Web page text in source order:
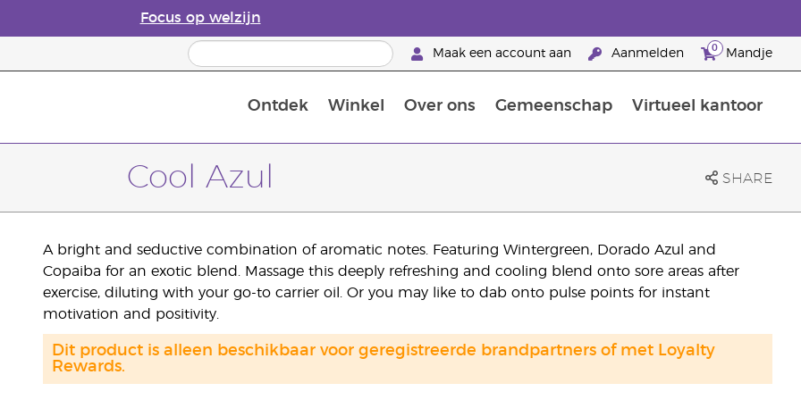
Focus op welzijn
Maak een account aan Aanmelden 0 Mandje
Ontdek Winkel Over ons Gemeenschap Virtueel kantoor
Cool Azul SHARE
A bright and seductive combination of aromatic notes. Featuring Wintergreen, Dorado Azul and
Copaiba for an exotic blend. Massage this deeply refreshing and cooling blend onto sore areas after
exercise, diluting with your go-to carrier oil. Or you may like to dab onto pulse points for instant
motivation and positivity.
Dit product is alleen beschikbaar voor geregistreerde brandpartners of met Loyalty
Rewards.